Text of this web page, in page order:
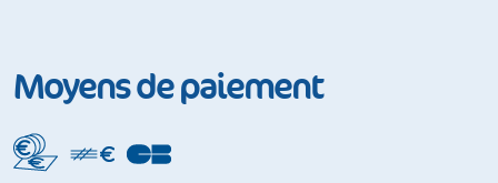
Moyens de paiement